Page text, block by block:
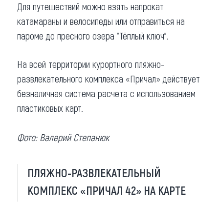
Для путешествий можно взять напрокат
катамараны и велосипеды или отправиться на
пароме до пресного озера "Тёплый ключ".
На всей территории курортного пляжно-
развлекательного комплекса «Причал» действует
безналичная система расчета с использованием
пластиковых карт.
Фото: Валерий Степанюк
ПЛЯЖНО-РАЗВЛЕКАТЕЛЬНЫЙ
КОМПЛЕКС «ПРИЧАЛ 42» НА КАРТЕ